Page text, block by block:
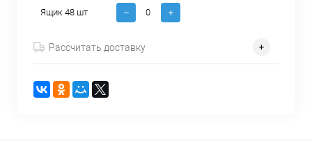
Ящик 48 шт
Рассчитать доставку